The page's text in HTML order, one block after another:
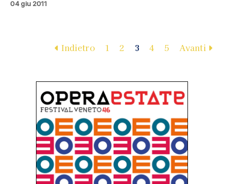
04 giu 2011
Indietro 1 2 3 4 5 Avanti